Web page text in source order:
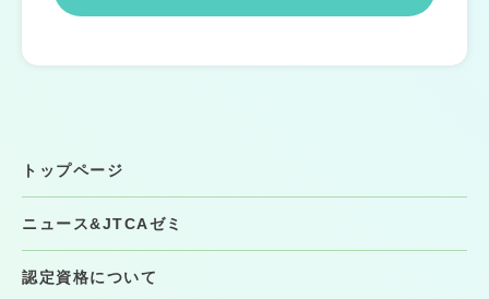
トップページ
ニュース&JTCAゼミ
認定資格について